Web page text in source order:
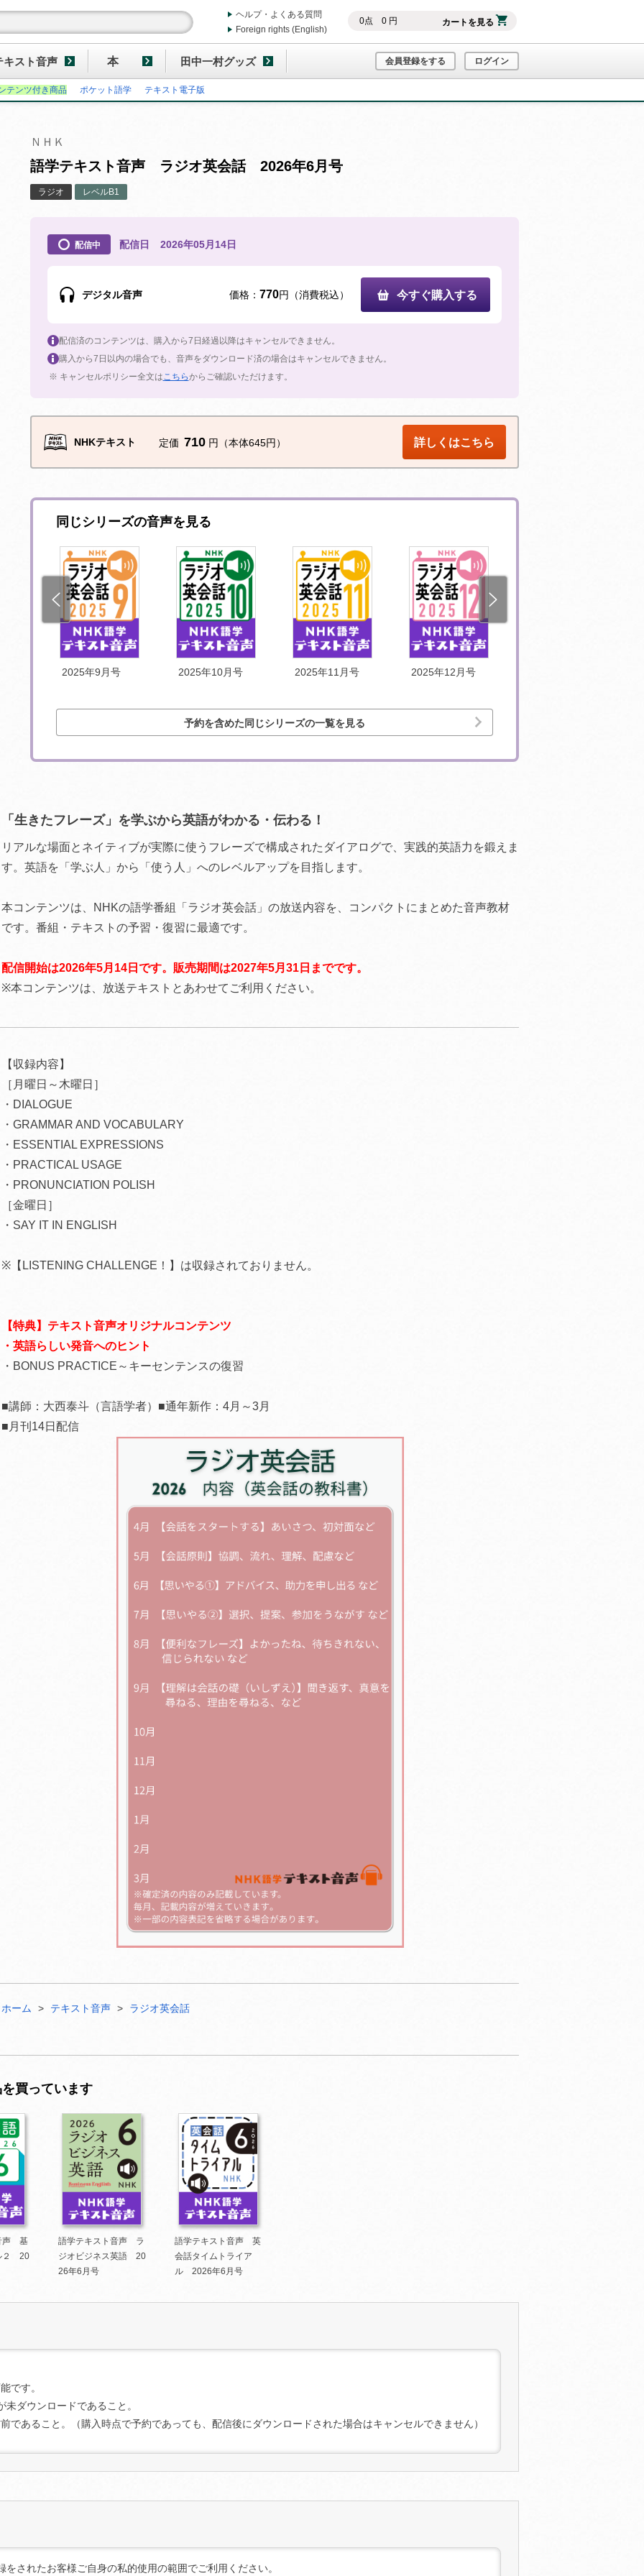
0点 0円 カートを見る
ヘルプ・よくある質問
Foreign rights (English)
キスト音声 本 田中一村グッズ 会員登録をする ログイン
テンツ付き商品 ポケット語学 テキスト電子版
ＮＨＫ
語学テキスト音声 ラジオ英会話 2026年6月号
ラジオ レベルB1
配信中 配信日 2026年05月14日
デジタル音声 価格： 770円（消費税込） 今すぐ購入する
配信済のコンテンツは、購入から7日経過以降はキャンセルできません。
購入から7日以内の場合でも、音声をダウンロード済の場合はキャンセルできません。
※ キャンセルポリシー全文はこちらからご確認いただけます。
NHKテキスト 定価 710 円（本体645円） 詳しくはこちら
同じシリーズの音声を見る
2025年9月号 2025年10月号 2025年11月号 2025年12月号
予約を含めた同じシリーズの一覧を見る
「生きたフレーズ」を学ぶから英語がわかる・伝わる！
リアルな場面とネイティブが実際に使うフレーズで構成されたダイアログで、実践的英語力を鍛えま
す。英語を「学ぶ人」から「使う人」へのレベルアップを目指します。
本コンテンツは、NHKの語学番組「ラジオ英会話」の放送内容を、コンパクトにまとめた音声教材
です。番組・テキストの予習・復習に最適です。
配信開始は2026年5月14日です。販売期間は2027年5月31日までです。
※本コンテンツは、放送テキストとあわせてご利用ください。
【収録内容】
［月曜日～木曜日］
・DIALOGUE
・GRAMMAR AND VOCABULARY
・ESSENTIAL EXPRESSIONS
・PRACTICAL USAGE
・PRONUNCIATION POLISH
［金曜日］
・SAY IT IN ENGLISH
※【LISTENING CHALLENGE！】は収録されておりません。
【特典】テキスト音声オリジナルコンテンツ
・英語らしい発音へのヒント
・BONUS PRACTICE～キーセンテンスの復習
■講師：大西泰斗（言語学者）■通年新作：4月～3月
■月刊14日配信
ホーム テキスト音声 ラジオ英会話
買っています
声 基
２ 20
語学テキスト音声 ラ
ジオビジネス英語 20
26年6月号
語学テキスト音声 英
会話タイムトライア
ル 2026年6月号
です。
ダウンロードであること。
であること。（購入時点で予約であっても、配信後にダウンロードされた場合はキャンセルできません）
されたお客様ご自身の私的使用の範囲でご利用ください。